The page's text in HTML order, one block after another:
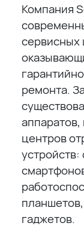
Компания
сервисных
ремонта.
центров
гаджетов.